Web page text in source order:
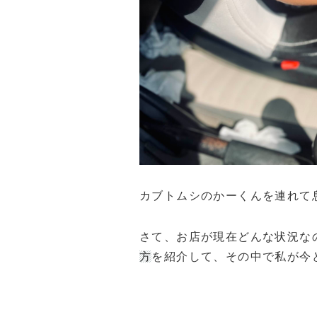
カブトムシのかーくんを連れ
さて、お店が現在どんな状況
方を紹介して、その中で私が